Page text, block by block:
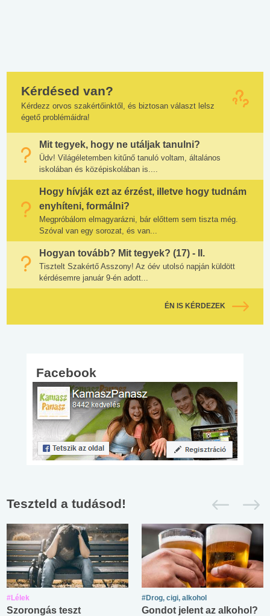
Kérdésed van?
Kérdezz orvos szakértőinktől, és biztosan választ lelsz
égető problémáidra!
Mit tegyek, hogy ne utáljak tanulni?
Üdv! Világéletemben kitűnő tanuló voltam, általános
iskolában és középiskolában is....
Hogy hívják ezt az érzést, illetve hogy tudnám
enyhíteni, formálni?
Megpróbálom elmagyarázni, bár előttem sem tiszta még.
Szóval van egy sorozat, és van...
Hogyan tovább? Mit tegyek? (17) - II.
Tisztelt Szakértő Asszony! Az óév utolsó napján küldött
kérdésemre január 9-én adott...
ÉN IS KÉRDEZEK
Facebook
Teszteld a tudásod!
#Lélek
Szorongás teszt
#Drog, cigi, alkohol
Gondot jelent az alkohol?